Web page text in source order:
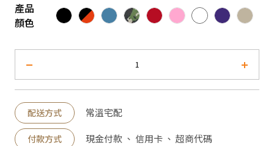
產品
顏色
配送方式 常溫宅配
付款方式 現金付款 、 信用卡 、 超商代碼